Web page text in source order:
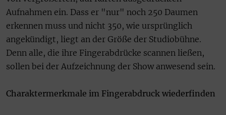
Aufnahmen ein. Dass er "nur" noch 250 Daumen
erkennen muss und nicht 350, wie ursprünglich
angekündigt, liegt an der Größe der Studiobühne.
Denn alle, die ihre Fingerabdrücke scannen ließen,
sollen bei der Aufzeichnung der Show anwesend sein.
Charaktermerkmale im Fingerabdruck wiederfinden